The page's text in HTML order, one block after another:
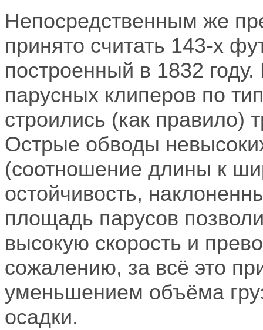
Непосредственным же
принято считать 143-х
построенный в 1832
парусных клиперов по
строились (как правило)
Острые обводы
(соотношение длины к
остойчивость,
площадь парусов
высокую скорость и
сожалению, за всё это
уменьшением объёма
осадки.